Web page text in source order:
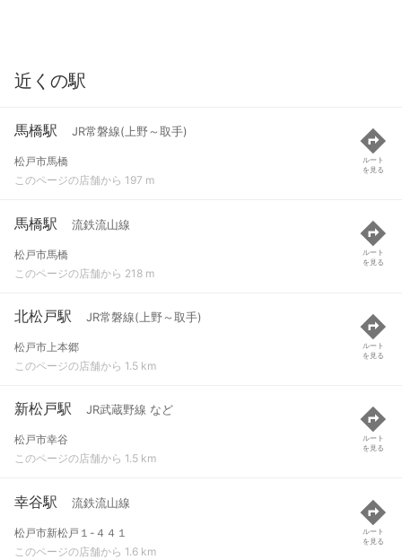
近くの駅
馬橋駅 JR常磐線(上野～取手)
松戸市馬橋
このページの店舗から 197 m
ルート
を見る
馬橋駅 流鉄流山線
松戸市馬橋
このページの店舗から 218 m
ルート
を見る
北松戸駅 JR常磐線(上野～取手)
松戸市上本郷
このページの店舗から 1.5 km
ルート
を見る
新松戸駅 JR武蔵野線 など
松戸市幸谷
このページの店舗から 1.5 km
ルート
を見る
幸谷駅 流鉄流山線
松戸市新松戸１-４４１
このページの店舗から 1.6 km
ルート
を見る